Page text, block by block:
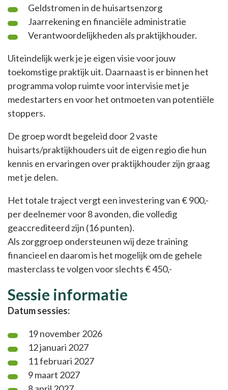
Geldstromen in de huisartsenzorg
Jaarrekening en financiële administratie
Verantwoordelijkheden als praktijkhouder.
Uiteindelijk werk je je eigen visie voor jouw
toekomstige praktijk uit. Daarnaast is er binnen het
programma volop ruimte voor intervisie met je
medestarters en voor het ontmoeten van potentiële
stoppers.
De groep wordt begeleid door 2 vaste
huisarts/praktijkhouders uit de eigen regio die hun
kennis en ervaringen over praktijkhouder zijn graag
met je delen.
Het totale traject vergt een investering van € 900,-
per deelnemer voor 8 avonden, die volledig
geaccrediteerd zijn (16 punten).
Als zorggroep ondersteunen wij deze training
financieel en daarom is het mogelijk om de gehele
masterclass te volgen voor slechts € 450,-
Sessie informatie
Datum sessies:
19 november 2026
12 januari 2027
11 februari 2027
9 maart 2027